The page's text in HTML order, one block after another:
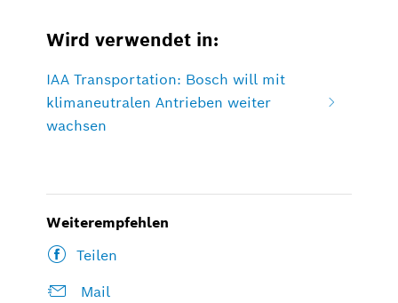
Wird verwendet in:
IAA Transportation: Bosch will mit
klimaneutralen Antrieben weiter
wachsen
Weiterempfehlen
Teilen
Mail